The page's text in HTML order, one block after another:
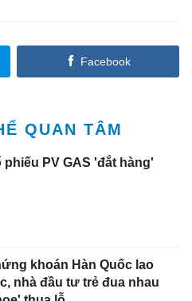
Facebook
QUAN TÂM
phiếu PV GAS 'đắt hàng'
khoán Hàn Quốc lao
nhà đầu tư trẻ đua nhau